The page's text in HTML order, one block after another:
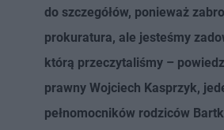
do szczegółów, ponieważ
prokuratura, ale jesteśmy
którą przeczytaliśmy –
prawny Wojciech Kasprzyk,
pełnomocników rodziców